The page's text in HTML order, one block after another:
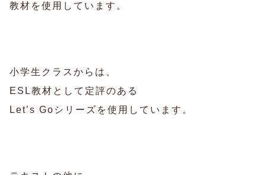
教材を使用しています。
小学生クラスからは、
ESL教材として定評のある
Let’s Goシリーズを使用しています。